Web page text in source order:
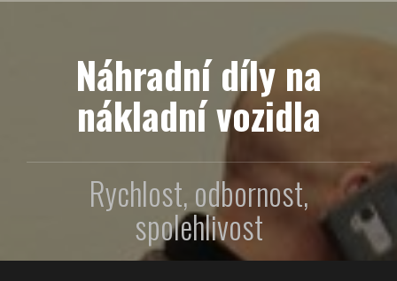
u
Náhradní díly na
nákladní vozidla
Rychlost, odbornost,
spolehlivost